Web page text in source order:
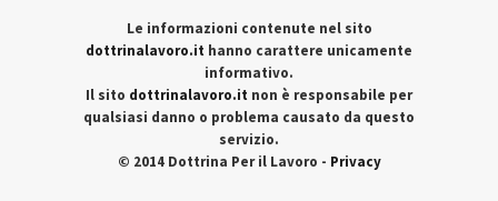
Le informazioni contenute nel sito
dottrinalavoro.it hanno carattere unicamente
informativo.
Il sito dottrinalavoro.it non è responsabile per
qualsiasi danno o problema causato da questo
servizio.
© 2014 Dottrina Per il Lavoro - Privacy